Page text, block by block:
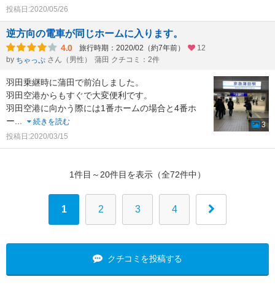
投稿日:2020/05/26
逆方向の電車が同じホームに入ります。
4.0 旅行時期：2020/02（約7年前）
12
by ちゃっぷ さん（男性） 蒲田 クチコミ：2件
羽田乗継時に蒲田で前泊しました。
羽田空港からもすぐで大変便利です。
羽田空港に向かう際には1番ホームの場合と4番ホ
ー
続きを読む
投稿日:2020/03/15
3
1件目～20件目を表示（全72件中）
1 2 3 4
クチコミを投稿する